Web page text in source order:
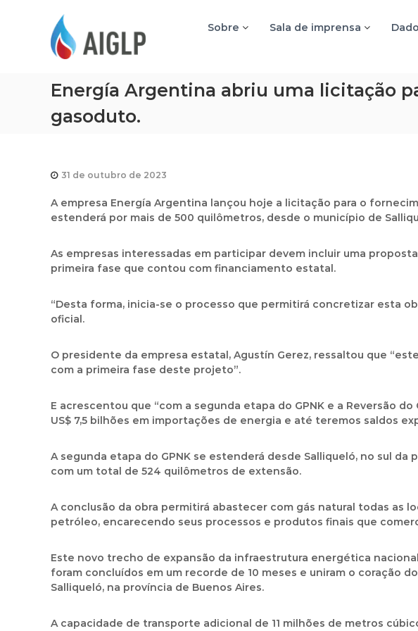
Sobre Sala de imprensa
Energía Argentina abriu uma licitação
gasoduto.
31 de outubro de 2023
A empresa Energía Argentina lançou hoje a licitação para o
estenderá por mais de 500 quilômetros, desde o município de
As empresas interessadas em participar devem incluir uma
primeira fase que contou com financiamento estatal.
“Desta forma, inicia-se o processo que permitirá concretizar esta
oficial.
O presidente da empresa estatal, Agustín Gerez, ressaltou que
com a primeira fase deste projeto”.
E acrescentou que “com a segunda etapa do GPNK e a Reversão
US$ 7,5 bilhões em importações de energia e até teremos saldos
A segunda etapa do GPNK se estenderá desde Salliqueló, no sul
com um total de 524 quilômetros de extensão.
A conclusão da obra permitirá abastecer com gás natural todas as
petróleo, encarecendo seus processos e produtos finais que
Este novo trecho de expansão da infraestrutura energética
foram concluídos em um recorde de 10 meses e uniram o coração
Salliqueló, na província de Buenos Aires.
A capacidade de transporte adicional de 11 milhões de metros